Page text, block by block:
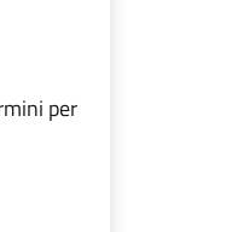
per